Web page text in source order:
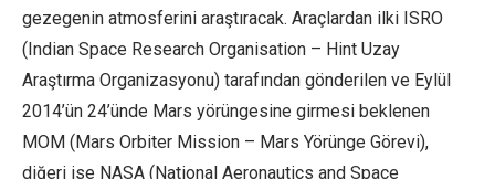
gezegenin atmosferini araştıracak. Araçlardan ilki ISRO
(Indian Space Research Organisation – Hint Uzay
Araştırma Organizasyonu) tarafından gönderilen ve Eylül
2014’ün 24’ünde Mars yörüngesine girmesi beklenen
MOM (Mars Orbiter Mission – Mars Yörünge Görevi),
diğeri ise NASA (National Aeronautics and Space